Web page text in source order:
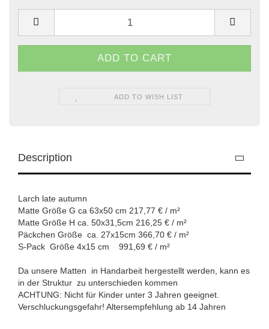
ADD TO WISH LIST
Description
Larch late autumn
Matte Größe G ca 63x50 cm 217,77 € / m²
Matte Größe H ca. 50x31,5cm 216,25 € / m²
Päckchen Größe ca. 27x15cm 366,70 € / m²
S-Pack Größe 4x15 cm 991,69 € / m²
Da unsere Matten in Handarbeit hergestellt werden, kann es
in der Struktur zu unterschieden kommen
ACHTUNG: Nicht für Kinder unter 3 Jahren geeignet.
Verschluckungsgefahr! Altersempfehlung ab 14 Jahren